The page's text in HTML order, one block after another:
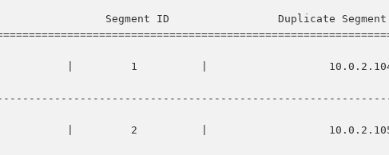
|         1          |
|         2          |